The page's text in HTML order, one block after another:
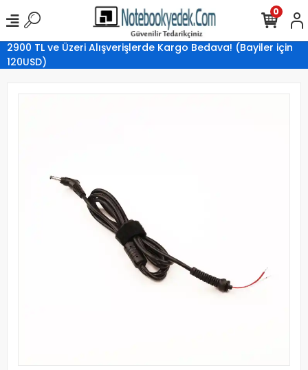
2900 TL ve Üzeri Alışverişlerde Kargo Bedava! (Bayiler için
120USD)
0